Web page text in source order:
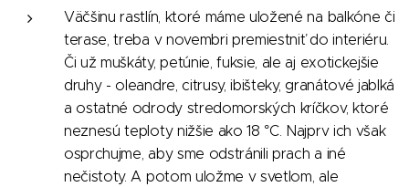
Väčšinu rastlín, ktoré máme uložené na balkóne či
terase, treba v novembri premiestniť do interiéru.
Či už muškáty, petúnie, fuksie, ale aj exotickejšie
druhy - oleandre, citrusy, ibišteky, granátové jablká
a ostatné odrody stredomorských kríčkov, ktoré
neznesú teploty nižšie ako 18 °C. Najprv ich však
osprchujme, aby sme odstránili prach a iné
nečistoty. A potom uložme v svetlom, ale